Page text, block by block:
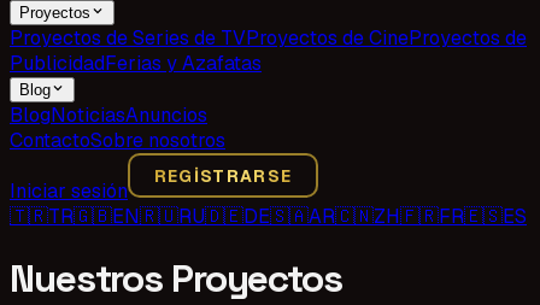
Proyectos
Proyectos de Series de TVProyectos de CineProyectos de
PublicidadFerias y Azafatas
Blog
BlogNoticiasAnuncios
ContactoSobre nosotros
Iniciar sesión
REGISTRARSE
🇹🇷TR🇬🇧EN🇷🇺RU🇩🇪DE🇸🇦AR🇨🇳ZH🇫🇷FR🇪🇸ES
Nuestros Proyectos